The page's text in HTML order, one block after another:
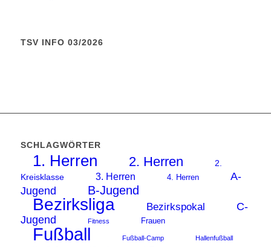
TSV INFO 03/2026
SCHLAGWÖRTER
1. Herren 2. Herren
2.
Kreisklasse
3. Herren 4. Herren
A-
Jugend
B-Jugend
Bezirksliga Bezirkspokal
C-
Jugend
Fitness Frauen
Fußball Fußball-Camp
Hallenfußball